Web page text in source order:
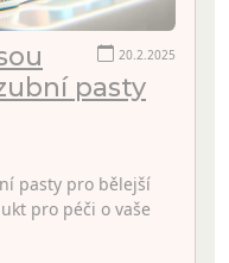
20.2.2025
pasty
pasty pro bělejší
pro péči o vaše